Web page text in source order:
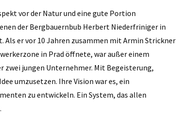
vor der Natur und eine gute Portion
der Berg­bauernbub Herbert Niederfriniger in
Als er vor 10 Jahren zusammen mit Armin Strickner
in Prad öffnete, war außer einem
zwei jungen Unternehmer. Mit Begeisterung,
umzusetzen. Ihre Vision war es, ein
zu entwickeln. Ein System, das allen